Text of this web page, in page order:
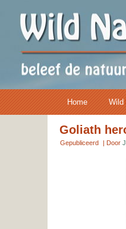
Home Wild
Goliath
Gepubliceerd | Door